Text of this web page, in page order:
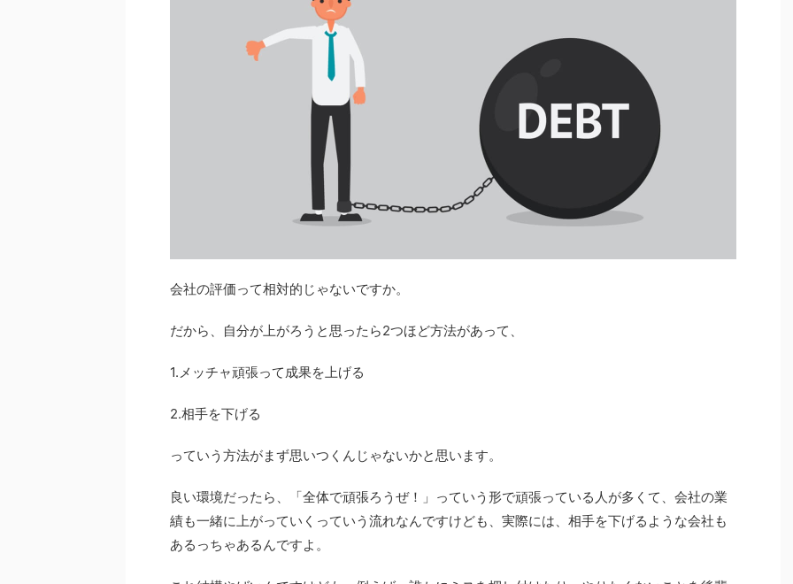
会社の評価って相対的じゃないですか。
だから、自分が上がろうと思ったら2つほど方法があって、
1.メッチャ頑張って成果を上げる
2.相手を下げる
っていう方法がまず思いつくんじゃないかと思います。
良い環境だったら、「全体で頑張ろうぜ！」っていう形で頑張っている人が多くて、会社の業
績も一緒に上がっていくっていう流れなんですけども、実際には、 相手を下げるような会社も
あるっちゃあるんですよ。